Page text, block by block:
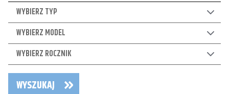
WYBIERZ TYP
WYBIERZ MODEL
WYBIERZ ROCZNIK
WYSZUKAJ